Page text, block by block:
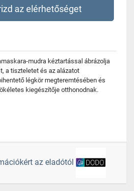
az elérhetőséget
mudra kéztartással ábrázolja
a tiszteletet és az alázatot
légkör megteremtésében és
kiegészítője otthonodnak.
az eladótól